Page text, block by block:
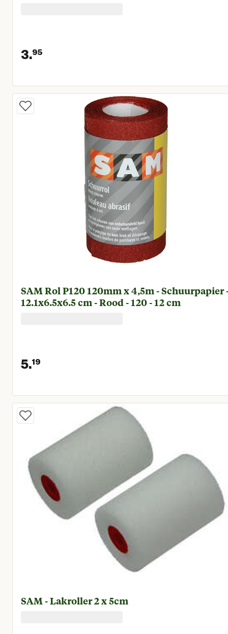
3.95
Huidige prijs € 3,95
SAM Rol P120 120mm x 4,5m - Schuurpapier
12.1x6.5x6.5 cm - Rood - 120 - 12 cm
5.19
Huidige prijs € 5,19
SAM - Lakroller 2 x 5cm